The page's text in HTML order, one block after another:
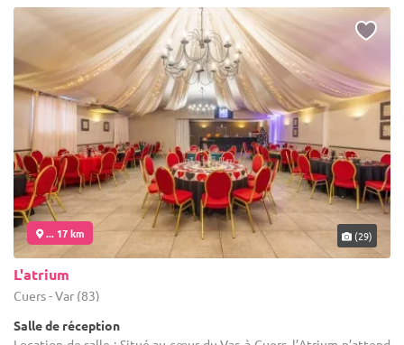
... 17 km (29)
L'atrium
Cuers - Var (83)
Salle de réception